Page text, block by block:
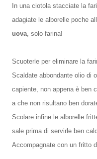
In una ciotola stacciate la
adagiate le alborelle poche
uova, solo farina!
Scuoterle per eliminare la
Scaldate abbondante olio di
capiente, non appena è ben
a che non risultano ben
Scolare infine le alborelle
sale prima di servirle ben
Accompagnate con un fritto